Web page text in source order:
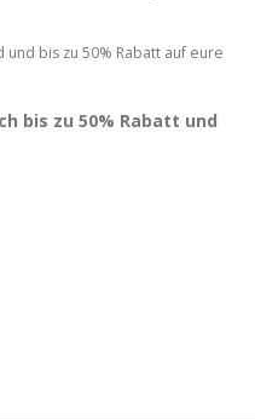
bis zu 50% Rabatt auf eure
bis zu 50% Rabatt und